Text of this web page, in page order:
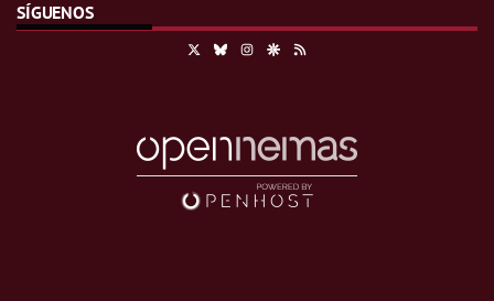
SÍGUENOS
BlueskyInstagramGoogle Discover